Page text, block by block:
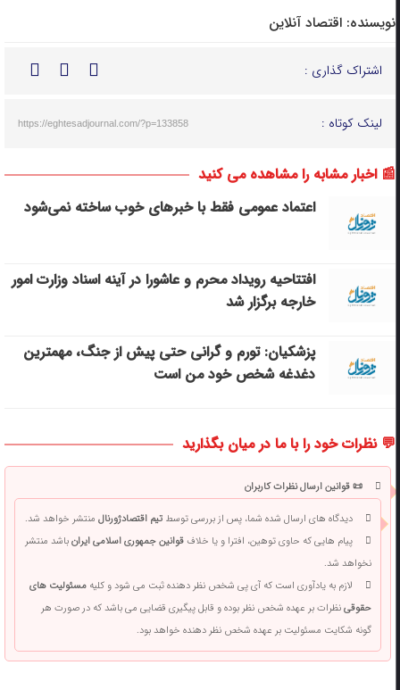
نویسنده: اقتصاد آنلاین
اشتراک گذاری :
لینک کوتاه : https://eghtesadjournal.com/?p=133858
📰 اخبار مشابه را مشاهده می کنید
اعتماد عمومی فقط با خبرهای خوب ساخته نمی‌شود
افتتاحیه رویداد محرم و عاشورا در آینه اسناد وزارت امور
خارجه برگزار شد
پزشکیان: تورم و گرانی حتی پیش از جنگ، مهمترین
دغدغه شخص خود من است
💬 نظرات خود را با ما در میان بگذارید
📜 قوانین ارسال نظرات کاربران
دیدگاه های ارسال شده شما، پس از بررسی توسطتیم اقتصادژورنالمنتشر خواهد شد.
پیام هایی که حاوی توهین، افترا و یا خلافقوانین جمهوری اسلامی ایرانباشد منتشر
نخواهد شد.
لازم به یادآوری است که آی پی شخص نظر دهنده ثبت می شود و کلیهمسئولیت های
حقوقینظرات بر عهده شخص نظر بوده و قابل پیگیری قضایی می باشد که در صورت هر
گونه شکایت مسئولیت بر عهده شخص نظر دهنده خواهد بود.